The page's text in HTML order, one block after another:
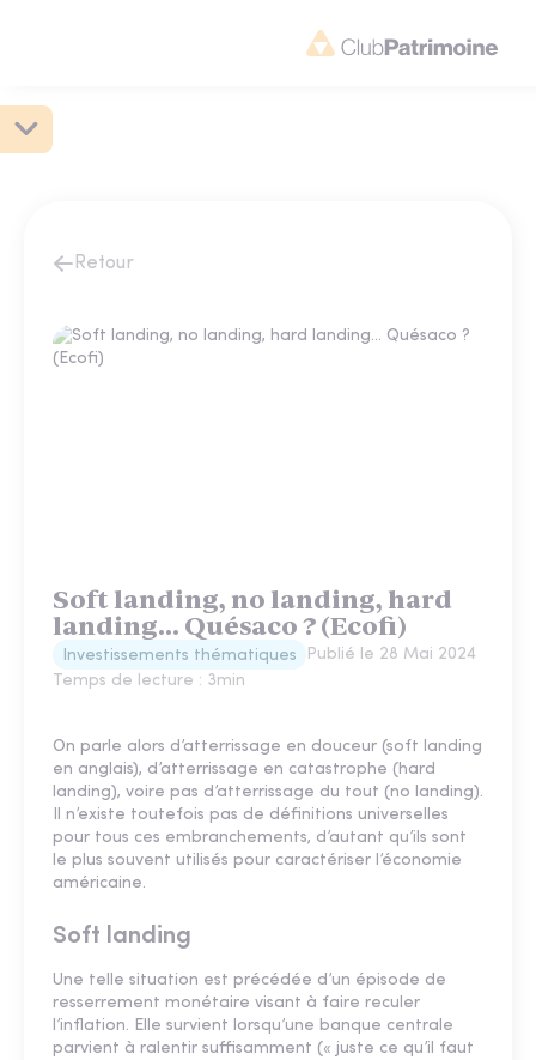
Retour
Soft landing, no landing, hard
landing... Quésaco ? (Ecofi)
Investissements thématiques Publié le 28 Mai 2024
Temps de lecture : 3min
On parle alors d’atterrissage en douceur (soft landing
en anglais), d’atterrissage en catastrophe (hard
landing), voire pas d’atterrissage du tout (no landing).
Il n’existe toutefois pas de définitions universelles
pour tous ces embranchements, d’autant qu’ils sont
le plus souvent utilisés pour caractériser l’économie
américaine.
Soft landing
Une telle situation est précédée d’un épisode de
resserrement monétaire visant à faire reculer
l’inflation. Elle survient lorsqu’une banque centrale
parvient à ralentir suffisamment (« juste ce qu’il faut